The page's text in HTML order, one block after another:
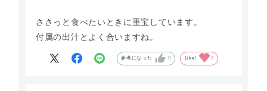
ささっと食べたいときに重宝しています。
付属の出汁とよく合いますね。
参考になった 0 Like! 0